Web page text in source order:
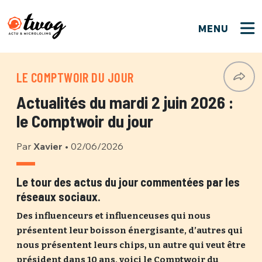
MENU
LE COMPTWOIR DU JOUR
Actualités du mardi 2 juin 2026 :
le Comptwoir du jour
Par Xavier • 02/06/2026
Le tour des actus du jour commentées par les
réseaux sociaux.
Des influenceurs et influenceuses qui nous
présentent leur boisson énergisante, d’autres qui
nous présentent leurs chips, un autre qui veut être
président dans 10 ans, voici le Comptwoir du
PSEUDO*
EMAIL*
PASSWORD*
JE M'INSCRIS
Connexion
PSEUDO
FERMER
VOTRE PARTICIPATION
Que souhaitez-vous proposer ?
Quelques tweets
C'EST PARTI
Ma propre sélection
M'INSCRIRE
ME CONNECTER